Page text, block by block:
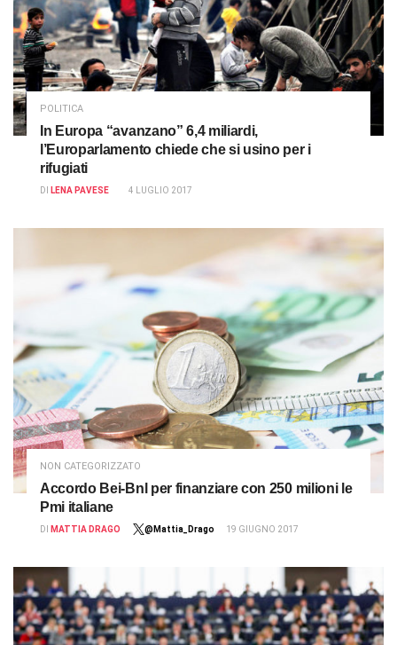
POLITICA
In Europa “avanzano” 6,4 miliardi,
l’Europarlamento chiede che si usino per i
rifugiati
DI LENA PAVESE 4 LUGLIO 2017
NON CATEGORIZZATO
Accordo Bei-Bnl per finanziare con 250 milioni le
Pmi italiane
DI MATTIA DRAGO @Mattia_Drago 19 GIUGNO 2017